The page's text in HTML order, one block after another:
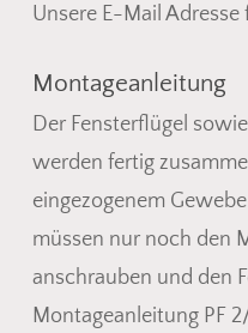
Unsere E-Mail
Montageanleitung
Der Fensterflügel
werden fertig
eingezogenem
müssen nur noch den
anschrauben und den
Montageanleitung PF